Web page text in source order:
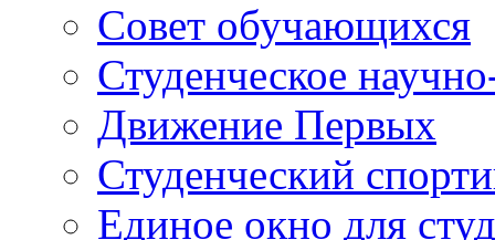
Совет обучающихся
Студенческое
Движение Первых
Студенческий
Единое окно для